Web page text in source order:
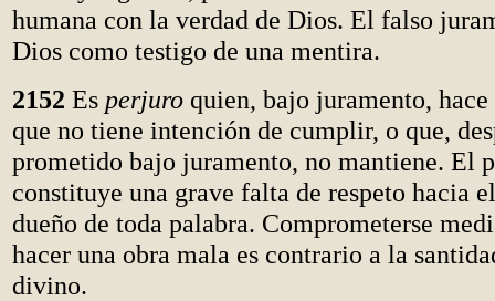
humana con la verdad de Dios. El falso
Dios como testigo de una mentira.
2152 Es perjuro quien, bajo juramento, hace
que no tiene intención de cumplir, o que,
prometido bajo juramento, no mantiene. El
constituye una grave falta de respeto hacia
dueño de toda palabra. Comprometerse
hacer una obra mala es contrario a la
divino.